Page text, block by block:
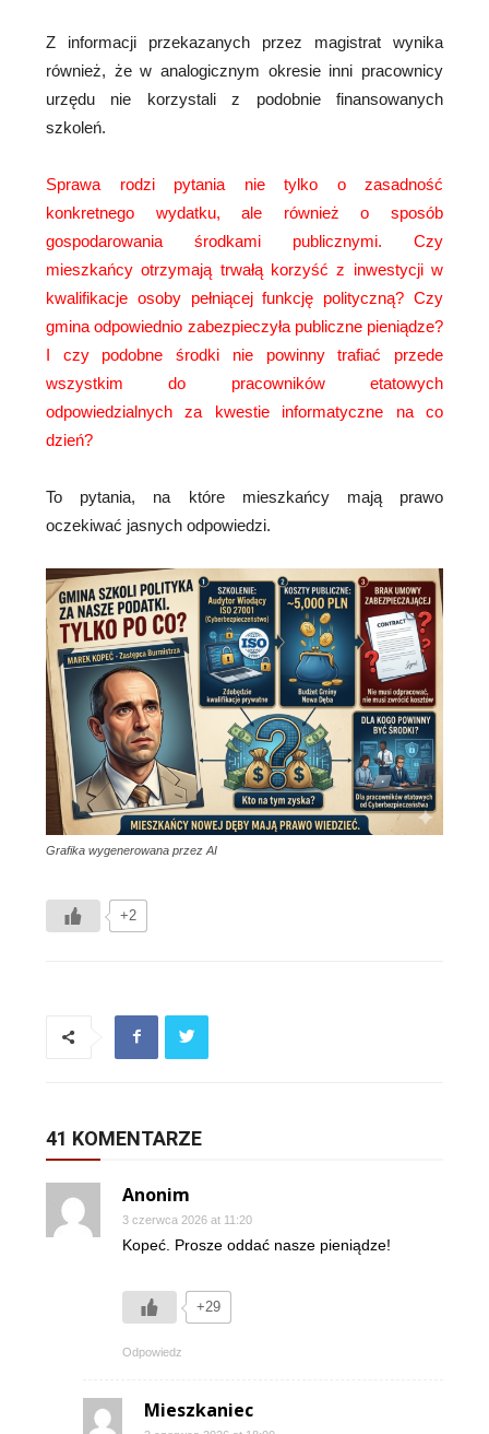
Z informacji przekazanych przez magistrat wynika
również, że w analogicznym okresie inni pracownicy
urzędu nie korzystali z podobnie finansowanych
szkoleń.
Sprawa rodzi pytania nie tylko o zasadność
konkretnego wydatku, ale również o sposób
gospodarowania środkami publicznymi. Czy
mieszkańcy otrzymają trwałą korzyść z inwestycji w
kwalifikacje osoby pełniącej funkcję polityczną? Czy
gmina odpowiednio zabezpieczyła publiczne pieniądze?
I czy podobne środki nie powinny trafiać przede
wszystkim do pracowników etatowych
odpowiedzialnych za kwestie informatyczne na co
dzień?
To pytania, na które mieszkańcy mają prawo
oczekiwać jasnych odpowiedzi.
Grafika wygenerowana przez AI
+2
41 KOMENTARZE
Anonim
3 czerwca 2026 at 11:20
Kopeć. Prosze oddać nasze pieniądze!
+29
Odpowiedz
Mieszkaniec